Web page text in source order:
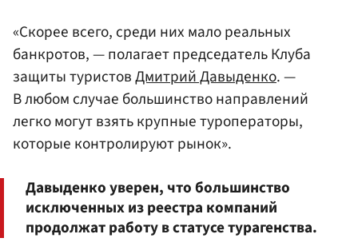
«Скорее всего, среди них мало реальных
банкротов, — полагает председатель Клуба
защиты туристовДмитрий Давыденко. —
В любом случае большинство направлений
легко могут взять крупные туроператоры,
которые контролируют рынок».
Давыденко уверен, что большинство
исключенных из реестра компаний
продолжат работу в статусе турагенства.